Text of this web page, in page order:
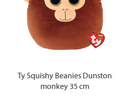
Ty Squishy Beanies Dunston
monkey 35 cm